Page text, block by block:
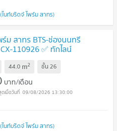
นท์บริดจ์ ไพร์ม สาทร)
ร์ม สาทร BTS-ช่องนนทรี
110926 ✅ ทักไลน์
านมืออาชีพ ✅ 🔥🔥🔥
44.0 m2 ชั้น26
บาท/เดือน
09/08/2026 13:30:00
นท์บริดจ์ ไพร์ม สาทร)